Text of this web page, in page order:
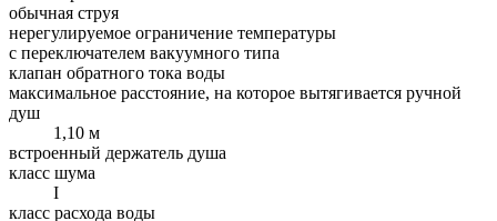
обычная струя
нерегулируемое ограничение температуры
с переключателем вакуумного типа
клапан обратного тока воды
максимальное расстояние, на которое вытягивается ручной
душ
1,10 м
встроенный держатель душа
класс шума
I
класс расхода воды